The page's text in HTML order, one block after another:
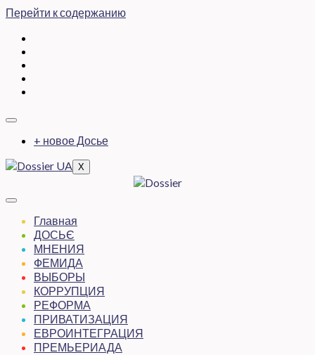
Перейти к содержанию
+ новое Досье
X
Главная
ДОСЬЄ
МНЕНИЯ
ФЕМИДА
ВЫБОРЫ
КОРРУПЦИЯ
РЕФОРМА
ПРИВАТИЗАЦИЯ
ЕВРОИНТЕГРАЦИЯ
ПРЕМЬЕРИАДА